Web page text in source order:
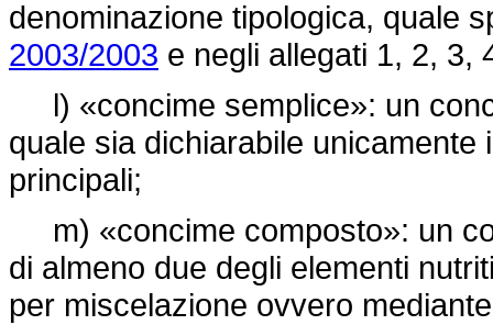
denominazione tipologica, quale
2003/2003 e negli allegati 1, 2, 3,
l) «concime semplice»: un
quale sia dichiarabile
principali;
m) «concime composto»: un
di almeno due degli elementi
per miscelazione ovvero